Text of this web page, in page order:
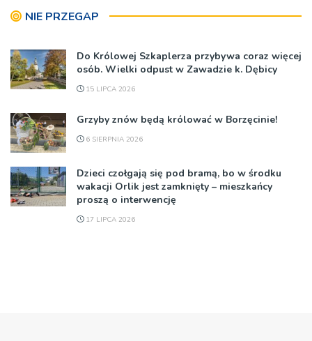
NIE PRZEGAP
Do Królowej Szkaplerza przybywa coraz więcej
osób. Wielki odpust w Zawadzie k. Dębicy
15 LIPCA 2026
Grzyby znów będą królować w Borzęcinie!
6 SIERPNIA 2026
Dzieci czołgają się pod bramą, bo w środku
wakacji Orlik jest zamknięty – mieszkańcy
proszą o interwencję
17 LIPCA 2026